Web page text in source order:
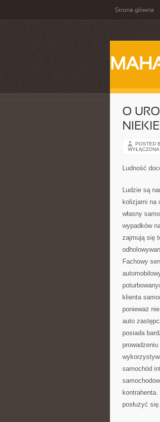
Strona główna
O
POSTED
WYŁĄCZONA
Ludność
Ludzie są
kolizjami na
własny
wypadków
zajmują się
Fachowy
klienta
ponieważ
auto
posiada
samochód
posłużyć się.